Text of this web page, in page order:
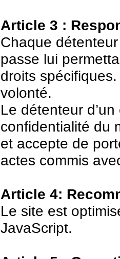
Article 3 :
Chaque
passe lui
droits
volonté.
Le détenteur
confidentialité du
et accepte de
actes commis
Article 4:
Le site est
JavaScript.